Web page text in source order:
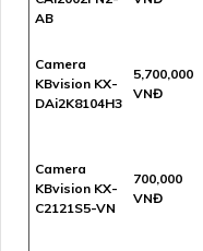
AB
Camera
KBvision KX-
DAi2K8104H3
5,700,000
VNĐ
Camera
KBvision KX-
C2121S5-VN
700,000
VNĐ